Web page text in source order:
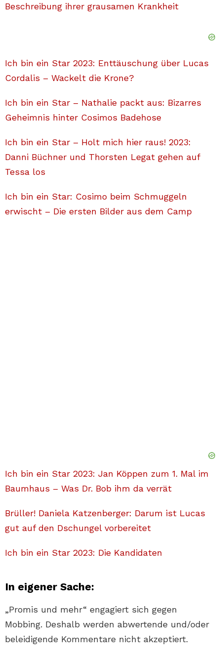
Beschreibung ihrer grausamen Krankheit
Ich bin ein Star 2023: Enttäuschung über Lucas
Cordalis – Wackelt die Krone?
Ich bin ein Star – Nathalie packt aus: Bizarres
Geheimnis hinter Cosimos Badehose
Ich bin ein Star – Holt mich hier raus! 2023:
Danni Büchner und Thorsten Legat gehen auf
Tessa los
Ich bin ein Star: Cosimo beim Schmuggeln
erwischt – Die ersten Bilder aus dem Camp
Ich bin ein Star 2023: Jan Köppen zum 1. Mal im
Baumhaus – Was Dr. Bob ihm da verrät
Brüller! Daniela Katzenberger: Darum ist Lucas
gut auf den Dschungel vorbereitet
Ich bin ein Star 2023: Die Kandidaten
In eigener Sache:
„Promis und mehr“ engagiert sich gegen
Mobbing. Deshalb werden abwertende und/oder
beleidigende Kommentare nicht akzeptiert.